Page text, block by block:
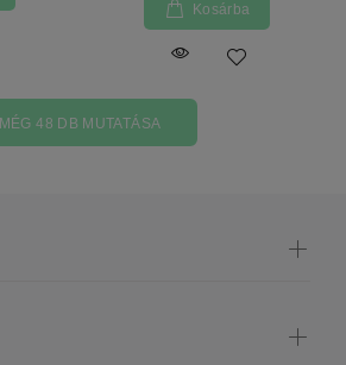
Kosárba
MÉG 48 DB MUTATÁSA